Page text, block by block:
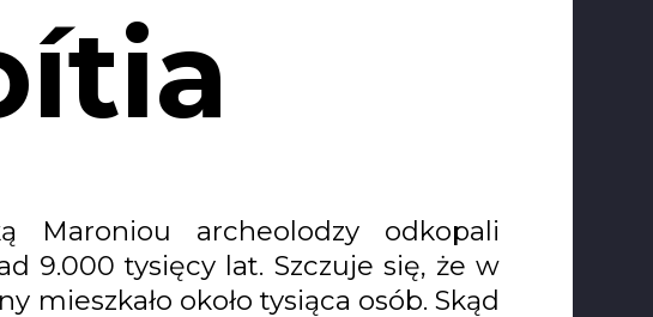
archeolodzy odkopali
9.000 tysięcy lat. Szczuje się, że w
około tysiąca osób. Skąd